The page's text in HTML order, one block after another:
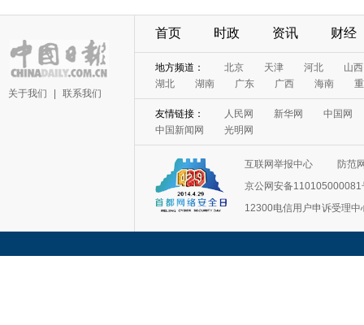
关于我们 联系我们
首页 时政 资讯 财经
地方频道： 北京 天津 河北
山西
湖北
湖南 广东 广西 海南
友情链接： 人民网 新华网
中国网
中国新闻网
光明网
互联网举报中心
防范
京公网安备110105000081
12300电信用户申诉受理中